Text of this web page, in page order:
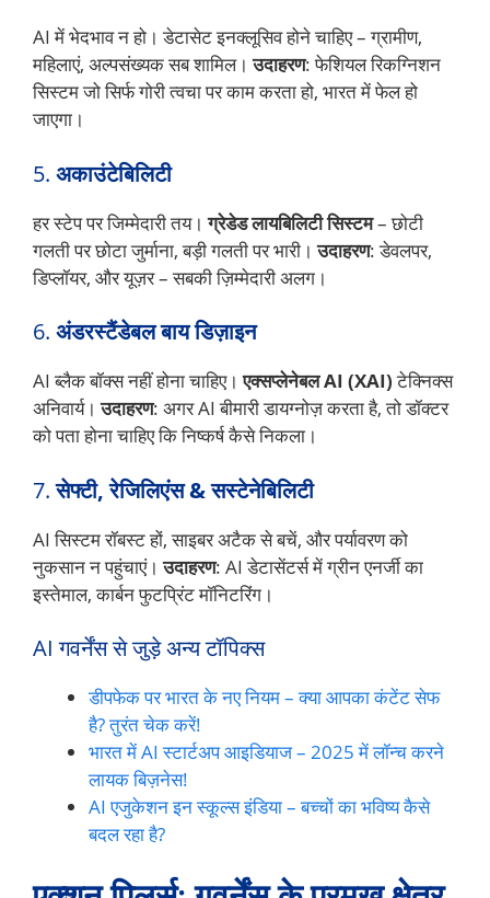
AI में भेदभाव न हो। डेटासेट इनक्लूसिव होने चाहिए – ग्रामीण,
महिलाएं, अल्पसंख्यक सब शामिल।उदाहरण: फेशियल रिकग्निशन
सिस्टम जो सिर्फ गोरी त्वचा पर काम करता हो, भारत में फेल हो
जाएगा।
5. अकाउंटेबिलिटी
हर स्टेप पर जिम्मेदारी तय।ग्रेडेड लायबिलिटी सिस्टम– छोटी
गलती पर छोटा जुर्माना, बड़ी गलती पर भारी।उदाहरण: डेवलपर,
डिप्लॉयर, और यूज़र – सबकी ज़िम्मेदारी अलग।
6. अंडरस्टैंडेबल बाय डिज़ाइन
AI ब्लैक बॉक्स नहीं होना चाहिए।एक्सप्लेनेबल AI (XAI)टेक्निक्स
अनिवार्य।उदाहरण: अगर AI बीमारी डायग्नोज़ करता है, तो डॉक्टर
को पता होना चाहिए कि निष्कर्ष कैसे निकला।
7.सेफ्टी, रेजिलिएंस & सस्टेनेबिलिटी
AI सिस्टम रॉबस्ट हों, साइबर अटैक से बचें, और पर्यावरण को
नुकसान न पहुंचाएं।उदाहरण: AI डेटासेंटर्स में ग्रीन एनर्जी का
इस्तेमाल, कार्बन फुटप्रिंट मॉनिटरिंग।
AI गवर्नेंस से जुड़े अन्य टॉपिक्स
डीपफेक पर भारत के नए नियम – क्या आपका कंटेंट सेफ
है? तुरंत चेक करें!
भारत में AI स्टार्टअप आइडियाज – 2025 में लॉन्च करने
लायक बिज़नेस!
AI एजुकेशन इन स्कूल्स इंडिया – बच्चों का भविष्य कैसे
बदल रहा है?